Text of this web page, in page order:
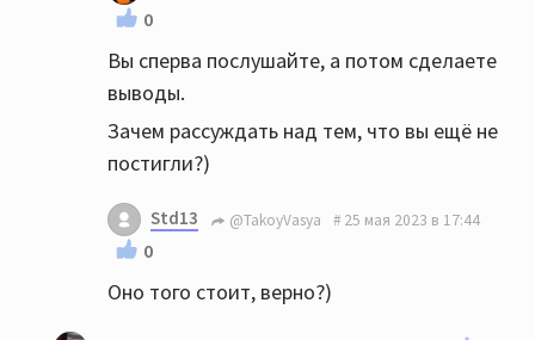
0
Вы сперва послушайте, а потом сделаете
выводы.
Зачем рассуждать над тем, что вы ещё не
постигли?)
Std13 @TakoyVasya 25 мая 2023 в 17:44
0
Оно того стоит, верно?)